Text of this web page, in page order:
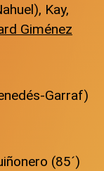
Kay,
Giménez
Garraf)
(85´)